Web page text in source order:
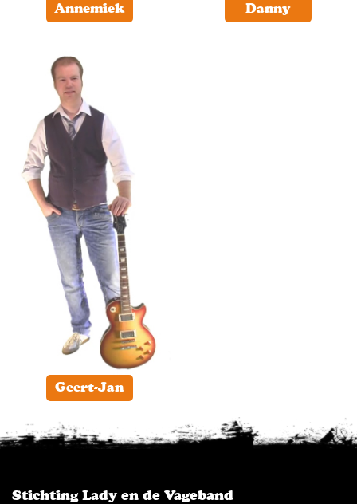
Annemiek Danny
Geert-Jan
Stichting Lady en de Vageband